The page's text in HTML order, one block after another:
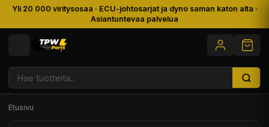
Yli 20 000 viritysosaa · ECU-johtosarjat ja dyno saman katon alta ·
Asiantuntevaa palvelua
Etusivu